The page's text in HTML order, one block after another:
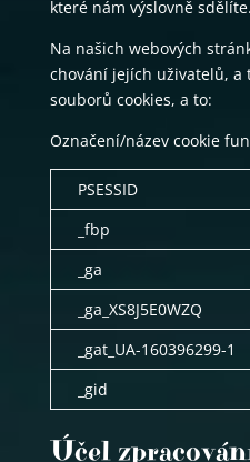
které nám výslovně sdělíte.
Na našich webových
chování jejích uživatelů,
souborů cookies, a to:
Označení/název cookie
PSESSID
_fbp
_ga
_ga_XS8J5E0WZQ
_gat_UA-160396299-1
_gid
Účel